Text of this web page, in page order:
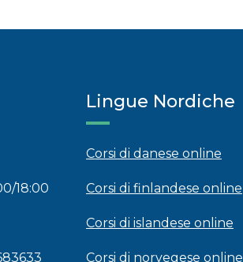
18:00
Lingue Nordiche
Corsi di danese online
Corsi di finlandese online
Corsi di islandese online
Corsi di norvegese online